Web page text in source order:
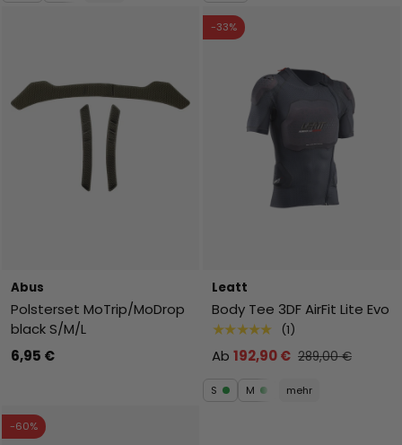
Abus
Polsterset MoTrip/MoDrop
black S/M/L
6,95 €
-33%
Leatt
Body Tee 3DF AirFit Lite Evo
★★★★★ (1)
Ab 192,90 € 289,00 €
S M mehr
-60%